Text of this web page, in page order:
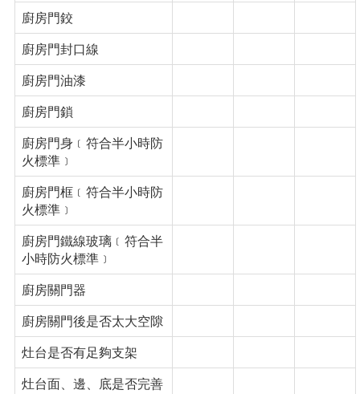
廚房門鉸
廚房門封口線
廚房門油漆
廚房門鎖
廚房門身﹝符合半小時防
火標準﹞
廚房門框﹝符合半小時防
火標準﹞
廚房門鐵線玻璃﹝符合半
小時防火標準﹞
廚房關門器
廚房關門後是否太大空隙
灶台是否有足夠支架
灶台面、邊、底是否完善